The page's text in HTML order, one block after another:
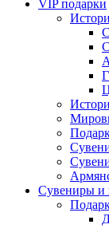
VIP подарки
Сувениры и